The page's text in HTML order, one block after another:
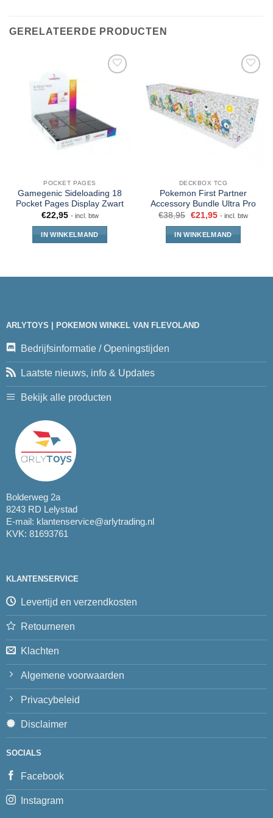
GERELATEERDE PRODUCTEN
POCKET PAGES
Gamegenic Sideloading 18
Pocket Pages Display Zwart
€22,95 - incl. btw
IN WINKELMAND
DECKBOX TCG
Pokemon First Partner
Accessory Bundle Ultra Pro
€38,95 €21,95 - incl. btw
IN WINKELMAND
ARLYTOYS | POKEMON WINKEL VAN FLEVOLAND
Bedrijfsinformatie / Openingstijden
Laatste nieuws, info & Updates
Bekijk alle producten
Bolderweg 2a
8243 RD Lelystad
E-mail: klantenservice@arlytrading.nl
KVK: 81693761
KLANTENSERVICE
Levertijd en verzendkosten
Retourneren
Klachten
Algemene voorwaarden
Privacybeleid
Disclaimer
SOCIALS
Facebook
Instagram